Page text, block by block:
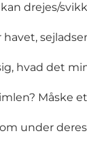
drejes/
hvad det
Måske
under